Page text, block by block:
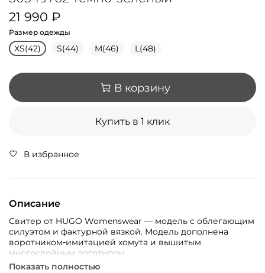
21 990 ₽
Размер одежды
XS(42) S(44) M(46) L(48)
В корзину
Купить в 1 клик
В избранное
Описание
Свитер от HUGO Womenswear — модель с облегающим
силуэтом и фактурной вязкой. Модель дополнена
воротником‑имитацией хомута и вышитым
многослойным логотипом.
Показать полностью